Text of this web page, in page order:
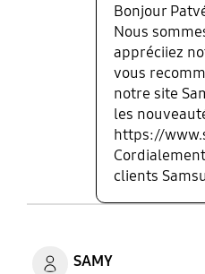
Bonjour
Nous
appréciiez
vous
notre site
les
https://
clients
SAMY